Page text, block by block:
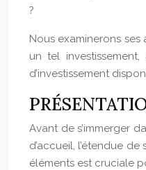
?
Nous examinerons
un tel
d’investissement
Avant de s’immerger
d’accueil, l’étendue
éléments est cruciale